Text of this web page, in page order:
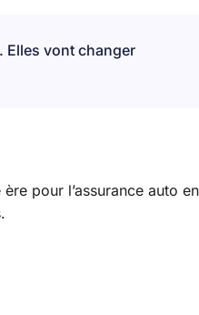
Elles vont changer
pour l’assurance auto en